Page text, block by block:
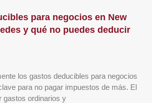
para negocios en New
y qué no puedes deducir
los gastos deducibles para negocios
para no pagar impuestos de más. El
gastos ordinarios y